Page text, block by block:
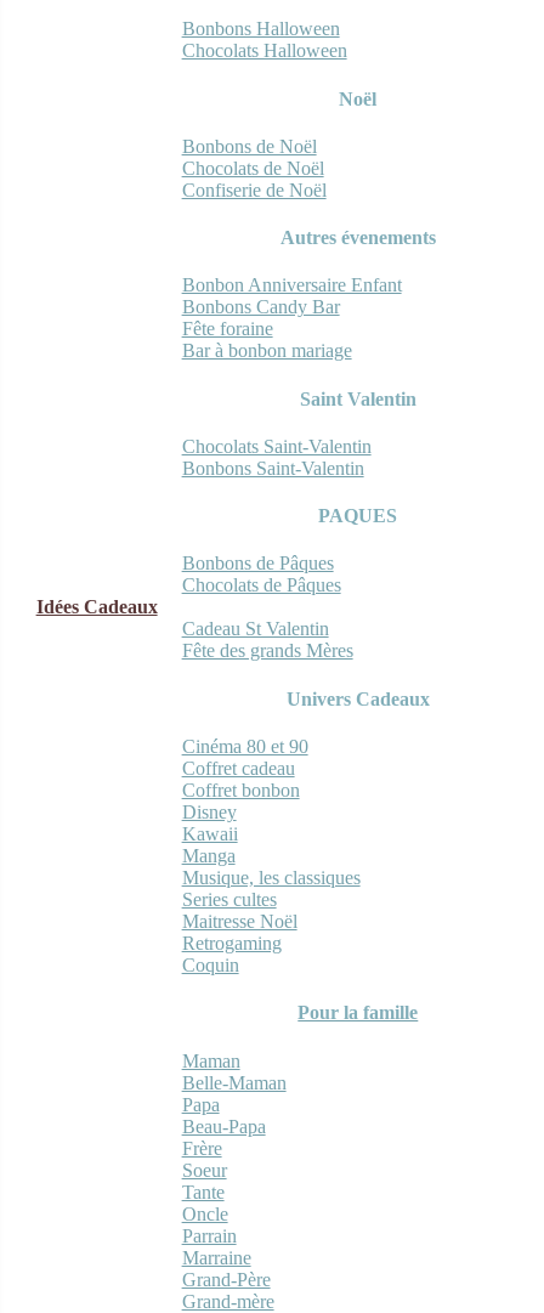
Bonbons Halloween
Chocolats Halloween
Noël
Bonbons de Noël
Chocolats de Noël
Confiserie de Noël
Autres évenements
Bonbon Anniversaire Enfant
Bonbons Candy Bar
Fête foraine
Bar à bonbon mariage
Saint Valentin
Chocolats Saint-Valentin
Bonbons Saint-Valentin
PAQUES
Bonbons de Pâques
Chocolats de Pâques
Idées Cadeaux
Cadeau St Valentin
Fête des grands Mères
Univers Cadeaux
Cinéma 80 et 90
Coffret cadeau
Coffret bonbon
Disney
Kawaii
Manga
Musique, les classiques
Series cultes
Maitresse Noël
Retrogaming
Coquin
Pour la famille
Maman
Belle-Maman
Papa
Beau-Papa
Frère
Soeur
Tante
Oncle
Parrain
Marraine
Grand-Père
Grand-mère